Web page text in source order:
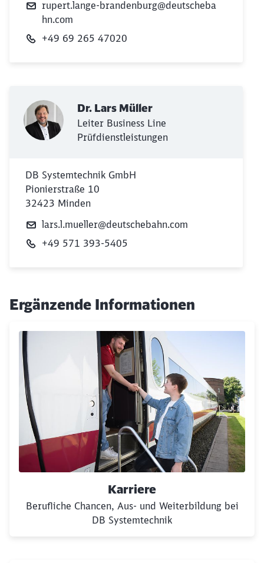
rupert.lange-brandenburg@deutscheba
hn.com
+49 69 265 47020
Dr. Lars Müller
Leiter Business Line
Prüfdienstleistungen
DB Systemtechnik GmbH
Pionierstraße 10
32423 Minden
lars.l.mueller@deutschebahn.com
+49 571 393-5405
Ergänzende Informationen
Karriere
Berufliche Chancen, Aus- und Weiterbildung bei
DB Systemtechnik